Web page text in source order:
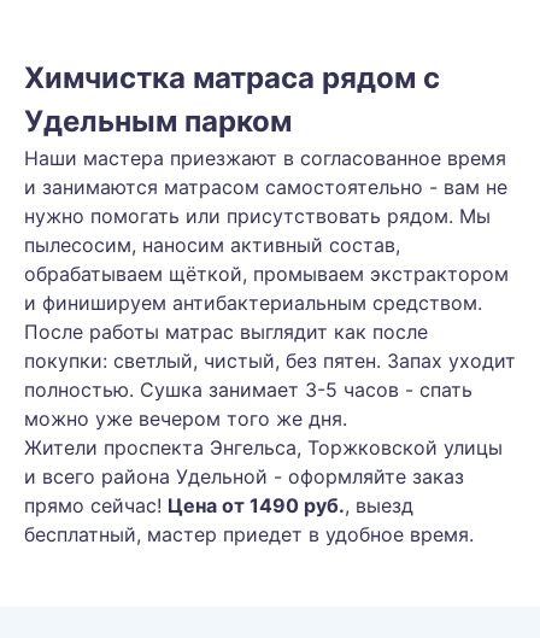
Химчистка матраса рядом с
Удельным парком
Наши мастера приезжают в согласованное время
и занимаются матрасом самостоятельно - вам не
нужно помогать или присутствовать рядом. Мы
пылесосим, наносим активный состав,
обрабатываем щёткой, промываем экстрактором
и финишируем антибактериальным средством.
После работы матрас выглядит как после
покупки: светлый, чистый, без пятен. Запах уходит
полностью. Сушка занимает 3-5 часов - спать
можно уже вечером того же дня.
Жители проспекта Энгельса, Торжковской улицы
и всего района Удельной - оформляйте заказ
прямо сейчас! Цена от 1490 руб., выезд
бесплатный, мастер приедет в удобное время.